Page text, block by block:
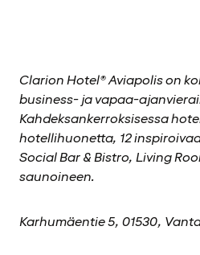
Clarion Hotel® Aviapolis on
business- ja vapaa-
Kahdeksankerroksisessa
hotellihuonetta, 12
Social Bar & Bistro, Living
saunoineen.
Karhumäentie 5, 01530,